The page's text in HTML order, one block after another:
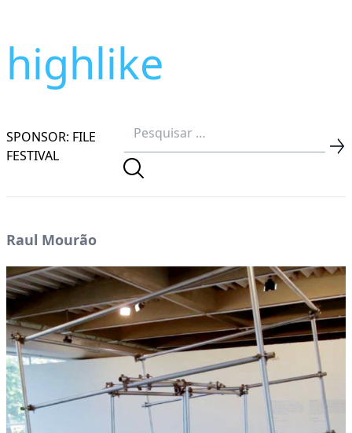
highlike
SPONSOR: FILE
FESTIVAL
Raul Mourão